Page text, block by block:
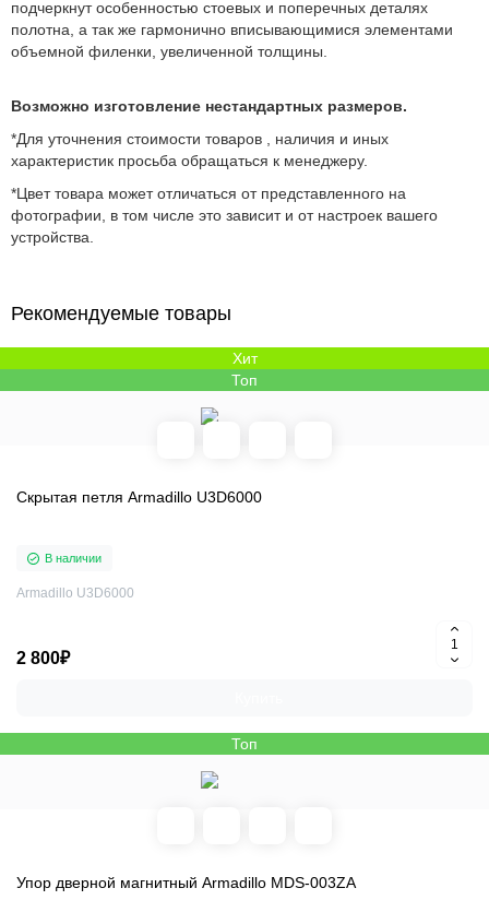
подчеркнут особенностью стоевых и поперечных деталях
полотна, а так же гармонично вписывающимися элементами
объемной филенки, увеличенной толщины.
Возможно изготовление нестандартных размеров.
*Для уточнения стоимости товаров , наличия и иных
характеристик просьба обращаться к менеджеру.
*Цвет товара может отличаться от представленного на
фотографии, в том числе это зависит и от настроек вашего
устройства.
Рекомендуемые товары
Хит
Топ
Скрытая петля Armadillo U3D6000
В наличии
Armadillo U3D6000
2 800₽
Топ
Упор дверной магнитный Armadillo MDS-003ZA